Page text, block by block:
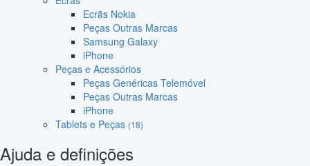
Ecrãs Nokia
Peças Outras Marcas
Samsung Galaxy
iPhone
Peças e Acessórios
Peças Genéricas Telemóvel
Peças Outras Marcas
iPhone
Tablets e Peças (18)
Ajuda e definições